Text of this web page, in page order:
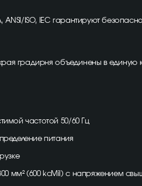
ANSI/ISO, IEC гарантируют
градирня объединены в единую
частотой 50/60 Гц
питания
мм² (600 kcMil) с напряжением